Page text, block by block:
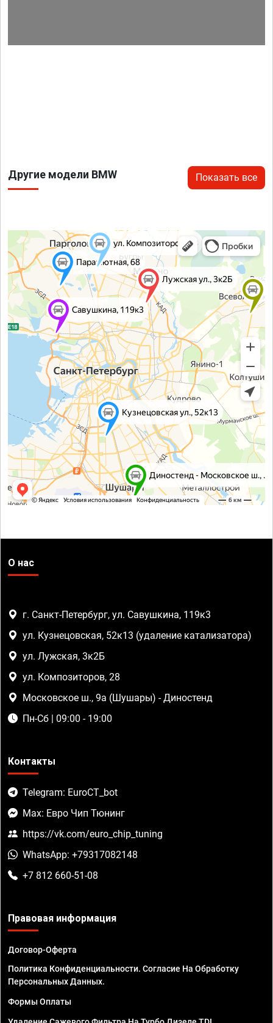
Другие модели BMW Показать все
О нас
г. Санкт-Петербург, ул. Савушкина, 119к3
ул. Кузнецовская, 52к13 (удаление катализатора)
ул. Лужская, 3к2Б
ул. Композиторов, 28
Московское ш., 9а (Шушары) - Диностенд
Пн-Сб | 09:00 - 19:00
Контакты
Telegram: EuroCT_bot
Max: Евро Чип Тюнинг
https://vk.com/euro_chip_tuning
WhatsApp: +79317082148
+7 812 660-51-08
Правовая информация
Договор-Оферта
Политика Конфиденциальности. Согласие На Обработку
Персональных Данных.
Формы Оплаты